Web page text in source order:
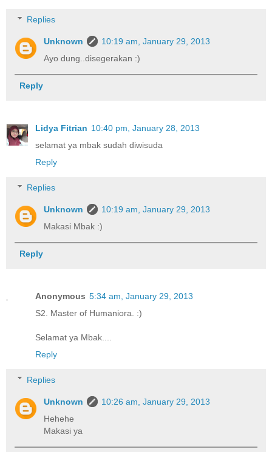
Replies
Unknown
10:19 am, January 29, 2013
Ayo dung..disegerakan :)
Reply
Lidya Fitrian 10:40 pm, January 28, 2013
selamat ya mbak sudah diwisuda
Reply
Replies
Unknown
10:19 am, January 29, 2013
Makasi Mbak :)
Reply
Anonymous 5:34 am, January 29, 2013
S2. Master of Humaniora. :)
Selamat ya Mbak....
Reply
Replies
Unknown
10:26 am, January 29, 2013
Hehehe
Makasi ya